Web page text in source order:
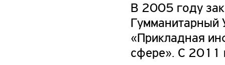
В 2005 году
Гумманитарный
«Прикладная
сфере». С 2011